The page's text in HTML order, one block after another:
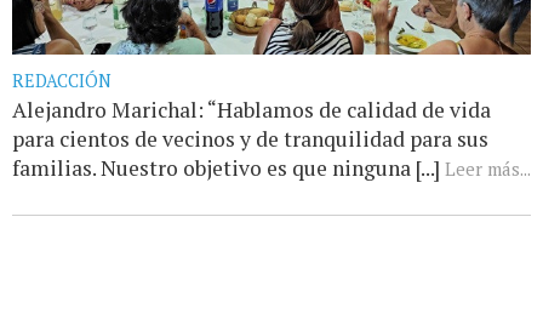
REDACCIÓN
Alejandro Marichal: “Hablamos de calidad de vida
para cientos de vecinos y de tranquilidad para sus
familias. Nuestro objetivo es que ninguna [...] Leer más...